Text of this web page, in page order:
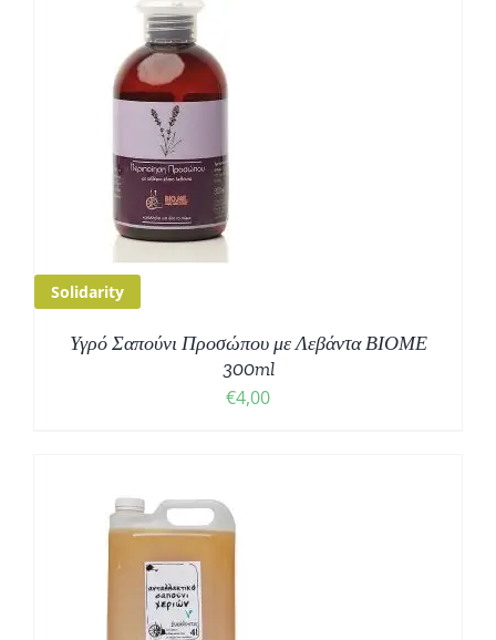
Solidarity
Υγρό Σαπούνι Προσώπου με Λεβάντα ΒΙΟΜΕ
300ml
€4,00